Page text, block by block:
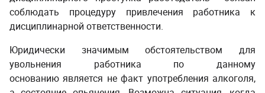
соблюдать процедуру привлечения работника к
дисциплинарной ответственности.
Юридически значимым обстоятельством для
увольнения работника по данному
основанию является не факт употребления алкоголя,